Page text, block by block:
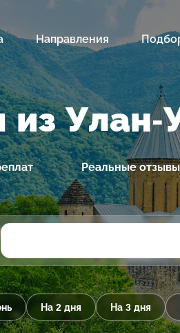
Направления
из Улан-
Реальные отзывы
На 2 дня На 3 дня